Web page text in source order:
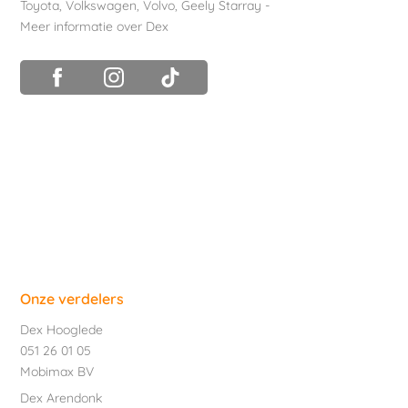
Toyota,Volkswagen,Volvo,Geely Starray -
Meer informatie over Dex
Onze verdelers
Dex Hooglede
051 26 01 05
Mobimax BV
Dex Arendonk